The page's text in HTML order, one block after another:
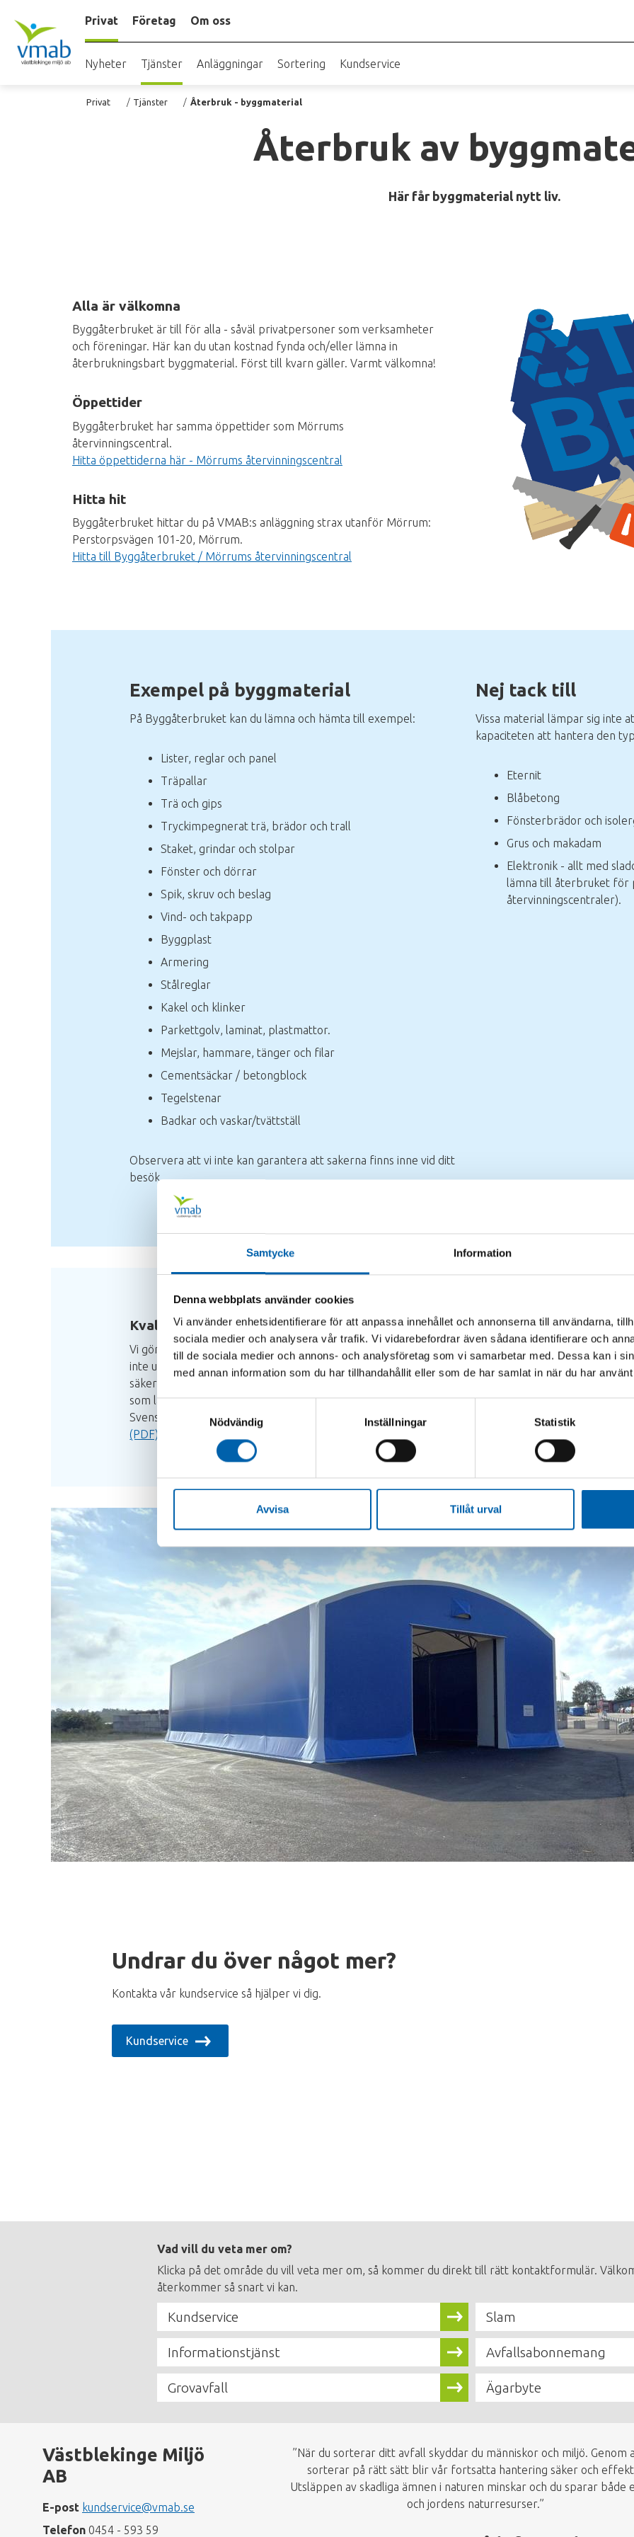
Samtycke Information
Denna webbplats använder cookies
Vi använder enhetsidentifierare för att anpassa innehållet och annonserna till användarna,
sociala medier och analysera vår trafik. Vi vidarebefordrar även sådana identifierare och
till de sociala medier och annons- och analysföretag som vi samarbetar med. Dessa kan i
med annan information som du har tillhandahållit eller som de har samlat in när du har
Nödvändig
Inställningar Statistik
Avvisa Tillåt urval
huvudinnehåll
Privat Företag Om oss
Nyheter Tjänster Anläggningar Sortering Kundservice
Länkstig
Privat Tjänster Återbruk - byggmaterial
Återbruk av
Här får byggmaterial nytt liv.
Alla är välkomna
Byggåterbruket är till för alla - såväl privatpersoner som verksamheter
och föreningar. Här kan du utan kostnad fynda och/eller lämna in
återbrukningsbart byggmaterial. Först till kvarn gäller. Varmt välkomna!
Öppettider
Byggåterbruket har samma öppettider som Mörrums
återvinningscentral.
Hitta öppettiderna här - Mörrums återvinningscentral
Hitta hit
Byggåterbruket hittar du på VMAB:s anläggning strax utanför Mörrum:
Perstorpsvägen 101-20, Mörrum.
Hitta till Byggåterbruket / Mörrums återvinningscentral
Exempel på byggmaterial
På Byggåterbruket kan du lämna och hämta till exempel:
Lister, reglar och panel
Träpallar
Trä och gips
Tryckimpegnerat trä, brädor och trall
Staket, grindar och stolpar
Fönster och dörrar
Spik, skruv och beslag
Vind- och takpapp
Byggplast
Armering
Stålreglar
Kakel och klinker
Parkettgolv, laminat, plastmattor.
Mejslar, hammare, tänger och filar
Cementsäckar / betongblock
Tegelstenar
Badkar och vaskar/tvättställ
Observera att vi inte kan garantera att sakerna finns inne vid ditt
besök.
Nej tack till
Vissa material lämpar sig inte
kapaciteten att hantera den
Eternit
Blåbetong
Fönsterbrädor och
Grus och makadam
Elektronik - allt med
lämna till återbruket för
återvinningscentraler).
Kvalitet och säkerhet
Vi gör en enklare bedömning av materialets skick, men eftersom vi
inte utför några djupgående tester av funktion, kvalitet eller
säkerhet kan vi inte lämna några garantier. Vill du läsa mer om vad
som lämpar sig och inte lämpar sig att återbrukas hänvisar vi till
Svenska miljöinstitutets Byggåterbruksguide:
Byggåterbruksguiden
(PDF)
Först till kvarn gäller
Det går inte i dagsläget att
först till kvarn på plats som
Undrar du över något mer?
Kontakta vår kundservice så hjälper vi dig.
Kundservice
Vad vill du veta mer om?
Klicka på det område du vill veta mer om, så kommer du direkt till rätt kontaktformulär.
återkommer så snart vi kan.
Kundservice Slam
Informationstjänst Avfallsabonnemang
Grovavfall Ägarbyte
Västblekinge Miljö
AB
E-post kundservice@vmab.se
Telefon 0454 - 593 59
”När du sorterar ditt avfall skyddar du människor och miljö. Genom
sorterar på rätt sätt blir vår fortsatta hantering säker och
Utsläppen av skadliga ämnen i naturen minskar och du sparar både
och jordens naturresurser.”